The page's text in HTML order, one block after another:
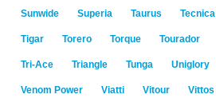
Sunwide Superia Taurus Tecnica
Tigar Torero Torque Tourador
Tri-Ace Triangle Tunga Uniglory
Venom Power Viatti Vitour Vittos